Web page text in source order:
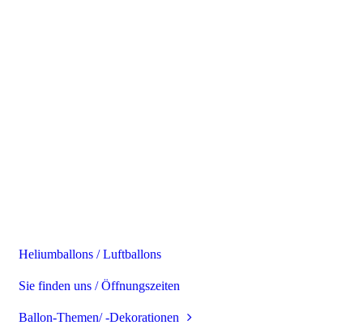
Heliumballons / Luftballons
Sie finden uns / Öffnungszeiten
Ballon-Themen/ -Dekorationen